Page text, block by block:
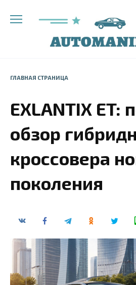
ГЛАВНАЯ СТРАНИЦА
EXLANTIX ET:
обзор
кроссовера
поколения